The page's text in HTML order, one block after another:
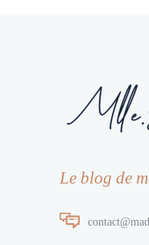
Le blog de